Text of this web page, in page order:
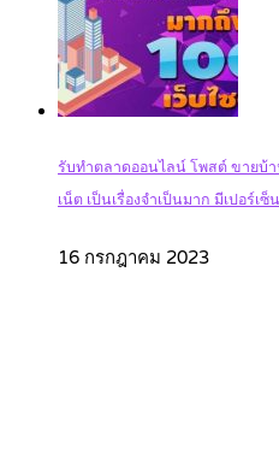
รับทำตลาดออนไลน์ โพสต์ ขายบ้
เน็ต เป็นเรื่องจำเป็นมาก มีเปอร์เ
16 กรกฎาคม 2023